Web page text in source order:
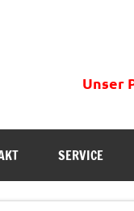
Unser
SERVICE